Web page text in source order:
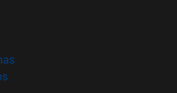
ventana)
(abre en nueva ventana)
(abre en nueva ventana)